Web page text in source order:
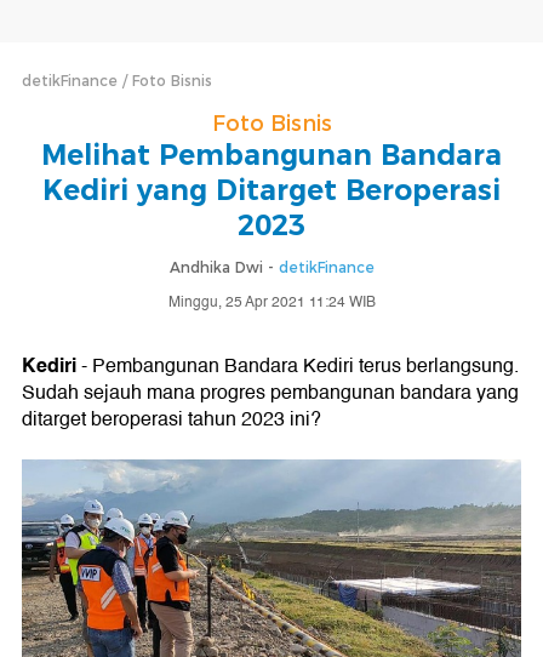
detikFinance Foto Bisnis
Foto Bisnis
Melihat Pembangunan Bandara
Kediri yang Ditarget Beroperasi
2023
Andhika Dwi - detikFinance
Minggu, 25 Apr 2021 11:24 WIB
Kediri- Pembangunan Bandara Kediri terus berlangsung.
Sudah sejauh mana progres pembangunan bandara yang
ditarget beroperasi tahun 2023 ini?